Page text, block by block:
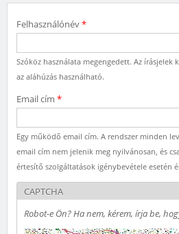
Felhasználónév*
Szóköz használata megengedett. Az írásjelek
az aláhúzás használható.
Email cím *
Egy működő email cím. A rendszer minden
email cím nem jelenik meg nyilvánosan, és
értesítő szolgáltatások igénybevétele esetén
CAPTCHA
Robot-e Ön? Ha nem, kérem, írja be,